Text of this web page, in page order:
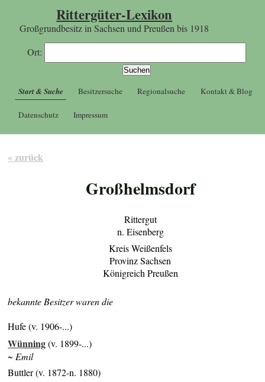
Rittergüter-Lexikon
Großgrundbesitz in Sachsen und Preußen bis 1918
Ort:
Start & Suche Besitzersuche Regionalsuche Kontakt & Blog
Datenschutz Impressum
« zurück
Großhelmsdorf
Rittergut
n. Eisenberg
Kreis Weißenfels
Provinz Sachsen
Königreich Preußen
bekannte Besitzer waren die
Hufe (v. 1906-...)
Wünning(v. 1899-...)
~ Emil
Buttler (v. 1872-n. 1880)